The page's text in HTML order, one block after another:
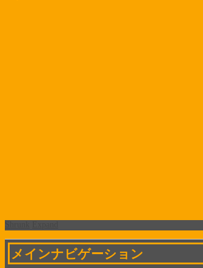
メインナビゲーション